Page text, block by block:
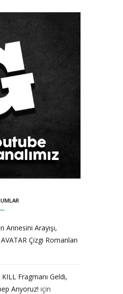
Annesini Arayışı,
Çizgi Romanları
Fragmanı Geldi,
Arıyoruz! için